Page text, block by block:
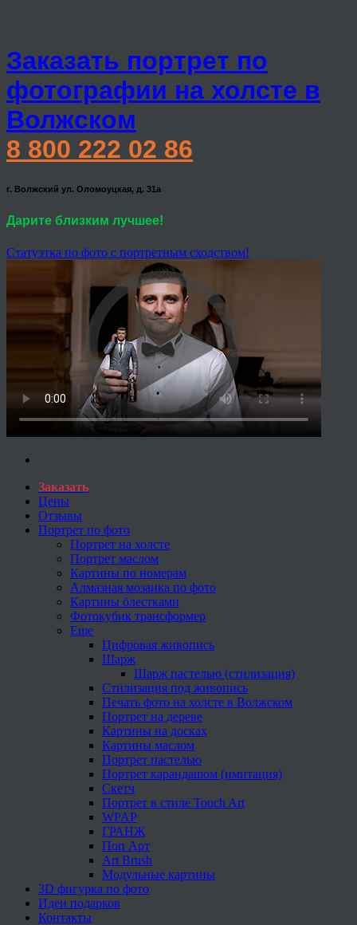
Заказать портрет по
фотографии на холсте в
Волжском
8 800 222 02 86
г. Волжский ул. Оломоуцкая, д. 31а
Дарите близким лучшее!
Статуэтка по фото с портретным сходством!
Заказать
Цены
Отзывы
Портрет по фото
Портрет на холсте
Портрет маслом
Картины по номерам
Алмазная мозаика по фото
Картины блестками
Фотокубик трансформер
Еще
Цифровая живопись
Шарж
Шарж пастелью (стилизация)
Стилизация под живопись
Печать фото на холсте в Волжском
Портрет на дереве
Картины на досках
Картины маслом
Портрет пастелью
Портрет карандашом (имитация)
Скетч
Портрет в стиле Touch Art
WPAP
ГРАНЖ
Поп Арт
Art Brush
Модульные картины
3D фигурка по фото
Идеи подарков
Контакты